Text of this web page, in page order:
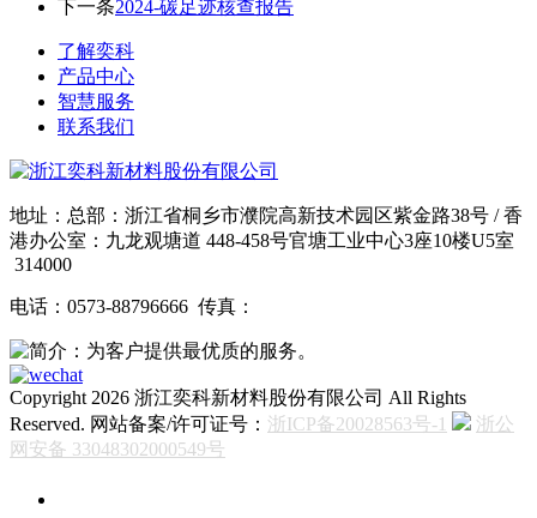
下一条2024-碳足迹核查报告
了解奕科
产品中心
智慧服务
联系我们
地址：总部：浙江省桐乡市濮院高新技术园区紫金路38号 / 香
港办公室：九龙观塘道 448-458号官塘工业中心3座10楼U5室
314000
电话：0573-88796666 传真：
Copyright 2026 浙江奕科新材料股份有限公司 All Rights
Reserved. 网站备案/许可证号： 浙ICP备20028563号-1
浙公
网安备 33048302000549号